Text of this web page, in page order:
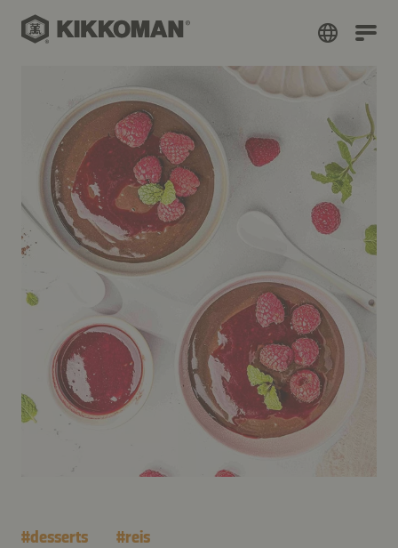
#desserts #reis